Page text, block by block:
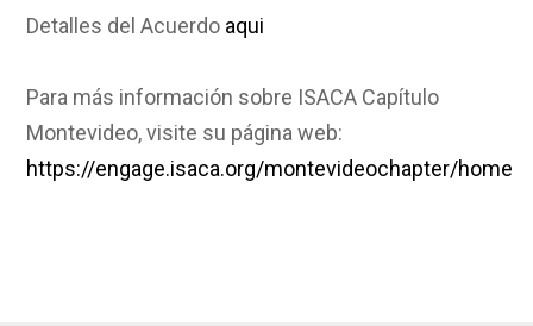
Detalles del Acuerdo aqui
Para más información sobre ISACA Capítulo
Montevideo, visite su página web:
https://engage.isaca.org/montevideochapter/home